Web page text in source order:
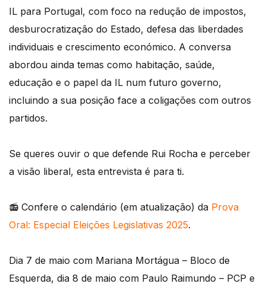
IL para Portugal, com foco na redução de impostos,
desburocratização do Estado, defesa das liberdades
individuais e crescimento económico. A conversa
abordou ainda temas como habitação, saúde,
educação e o papel da IL num futuro governo,
incluindo a sua posição face a coligações com outros
partidos.
Se queres ouvir o que defende Rui Rocha e perceber
a visão liberal, esta entrevista é para ti.
📻 Confere o calendário (em atualização) da Prova
Oral: Especial Eleições Legislativas 2025.
Dia 7 de maio com Mariana Mortágua – Bloco de
Esquerda, dia 8 de maio com Paulo Raimundo – PCP e